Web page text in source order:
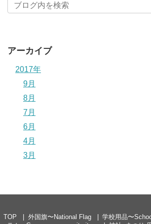
アーカイブ
2017年
9月
8月
7月
6月
4月
3月
TOP 外国旗〜National Flag 学校用品〜